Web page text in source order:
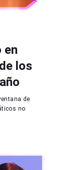
en
los
de
no